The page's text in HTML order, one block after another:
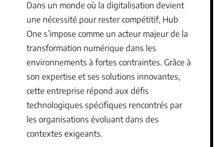
Dans un monde où la digitalisation devient
une nécessité pour rester compétitif, Hub
One s’impose comme un acteur majeur de la
transformation numérique dans les
environnements à fortes contraintes. Grâce à
son expertise et ses solutions innovantes,
cette entreprise répond aux défis
technologiques spécifiques rencontrés par
les organisations évoluant dans des
contextes exigeants.